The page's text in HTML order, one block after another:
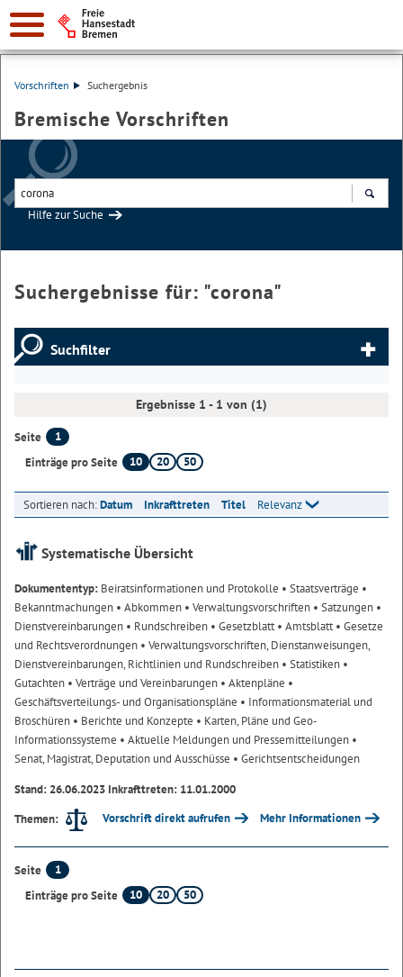
Vorschriften Suchergebnis
Bremische Vorschriften
Hilfe zur Suche
Suchergebnisse für: "corona"
Suchfilter
Ergebnisse 1 - 1 von (1)
Seite
1
Einträge pro Seite
10 20 50
Sortieren nach:Datum Inkrafttreten Titel Relevanz
Systematische Übersicht
Dokumententyp: Beiratsinformationen und Protokolle • Staatsverträge •
Bekanntmachungen • Abkommen • Verwaltungsvorschriften • Satzungen •
Dienstvereinbarungen • Rundschreiben • Gesetzblatt• Amtsblatt• Gesetze
und Rechtsverordnungen • Verwaltungsvorschriften, Dienstanweisungen,
Dienstvereinbarungen, Richtlinien und Rundschreiben • Statistiken •
Gutachten • Verträge und Vereinbarungen • Aktenpläne •
Geschäftsverteilungs- und Organisationspläne • Informationsmaterial und
Broschüren • Berichte und Konzepte • Karten, Pläne und Geo-
Informationssysteme • Aktuelle Meldungen und Pressemitteilungen •
Senat, Magistrat, Deputation und Ausschüsse • Gerichtsentscheidungen
Stand: 26.06.2023 Inkrafttreten: 11.01.2000
Themen:
Vorschrift direkt aufrufen Mehr Informationen
Seite
1
Einträge pro Seite
10 20 50